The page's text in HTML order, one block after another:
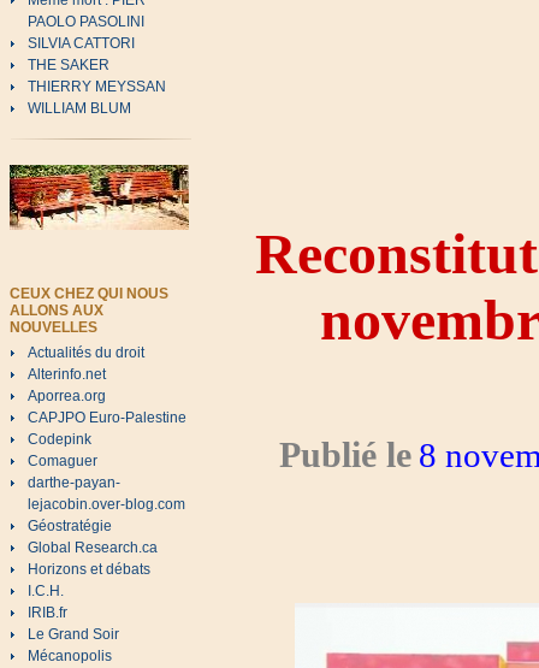
PAOLO PASOLINI
SILVIA CATTORI
THE SAKER
THIERRY MEYSSAN
WILLIAM BLUM
CEUX CHEZ QUI NOUS
ALLONS AUX
NOUVELLES
Actualités du droit
Alterinfo.net
Aporrea.org
CAPJPO Euro-Palestine
Codepink
Comaguer
darthe-payan-
lejacobin.over-blog.com
Géostratégie
Global Research.ca
Horizons et débats
I.C.H.
IRIB.fr
Le Grand Soir
Mécanopolis
Publié le 8